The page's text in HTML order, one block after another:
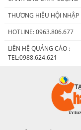
THƯƠNG HIỆU HỘI NHẬP
HOTLINE: 0963.806.677
LIÊN HỆ QUẢNG CÁO :
TEL:0988.624.621